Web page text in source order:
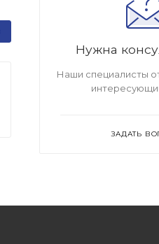
Нужна
Наши специалисты
ЗАДАТЬ